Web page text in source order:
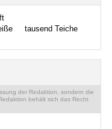
tausend Teiche
der Redaktion, sondern die
behält sich das Recht